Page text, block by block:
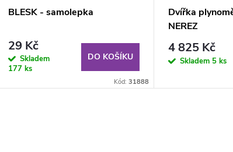
BLESK - samolepka
29 Kč
Skladem
177 ks
DO KOŠÍKU
Kód: 31888
Dvířka
NEREZ
4 825 Kč
Skladem 5 ks